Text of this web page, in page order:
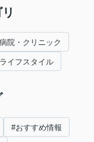
病院・クリニック
イフスタイル
#おすすめ情報